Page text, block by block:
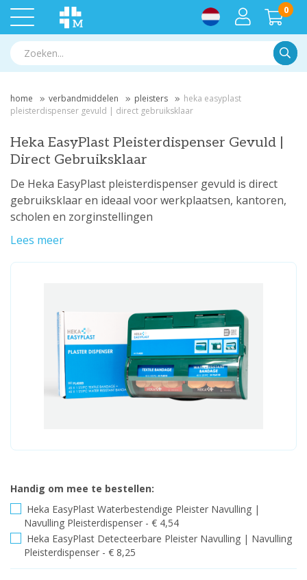
0
home verbandmiddelen pleisters
heka easyplast
pleisterdispenser gevuld | direct gebruiksklaar
Heka EasyPlast Pleisterdispenser Gevuld |
Direct Gebruiksklaar
De Heka EasyPlast pleisterdispenser gevuld is direct
gebruiksklaar en ideaal voor werkplaatsen, kantoren,
scholen en zorginstellingen
Lees meer
Handig om mee te bestellen:
Heka EasyPlast Waterbestendige Pleister Navulling |
Navulling Pleisterdispenser - € 4,54
Heka EasyPlast Detecteerbare Pleister Navulling | Navulling
Pleisterdispenser - € 8,25